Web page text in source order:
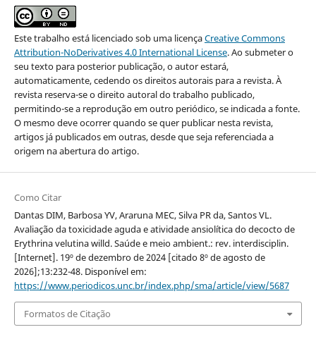
Este trabalho está licenciado sob uma licençaCreative Commons
Attribution-NoDerivatives 4.0 International License. Ao submeter o
seu texto para posterior publicação, o autor estará,
automaticamente, cedendo os direitos autorais para a revista. À
revista reserva-se o direito autoral do trabalho publicado,
permitindo-se a reprodução em outro periódico, se indicada a fonte.
O mesmo deve ocorrer quando se quer publicar nesta revista,
artigos já publicados em outras, desde que seja referenciada a
origem na abertura do artigo.
Como Citar
Dantas DIM, Barbosa YV, Araruna MEC, Silva PR da, Santos VL.
Avaliação da toxicidade aguda e atividade ansiolítica do decocto de
Erythrina velutina willd. Saúde e meio ambient.: rev. interdisciplin.
[Internet]. 19º de dezembro de 2024 [citado 8º de agosto de
2026];13:232-48. Disponível em:
https://www.periodicos.unc.br/index.php/sma/article/view/5687
Formatos de Citação